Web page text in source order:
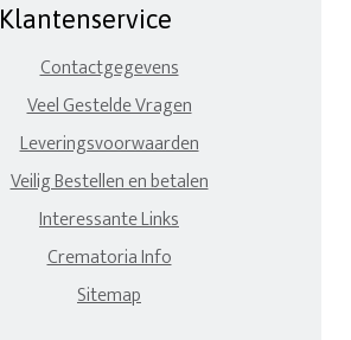
Klantenservice
Contactgegevens
Veel Gestelde Vragen
Leveringsvoorwaarden
Veilig Bestellen en betalen
Interessante Links
Crematoria Info
Sitemap